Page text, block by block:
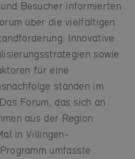
Besucher informierten
über die vielfältigen
Innovative
sowie
für eine
standen im
Forum, das sich an
aus der Region
in Villingen-
umfasste